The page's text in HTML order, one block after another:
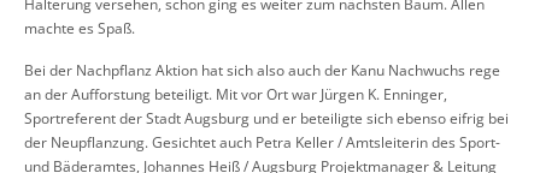
Halterung versehen, schon ging es weiter zum nächsten Baum. Allen
machte es Spaß.
Bei der Nachpflanz Aktion hat sich also auch der Kanu Nachwuchs rege
an der Aufforstung beteiligt. Mit vor Ort war Jürgen K. Enninger,
Sportreferent der Stadt Augsburg und er beteiligte sich ebenso eifrig bei
der Neupflanzung. Gesichtet auch Petra Keller / Amtsleiterin des Sport-
und Bäderamtes, Johannes Heiß / Augsburg Projektmanager & Leitung